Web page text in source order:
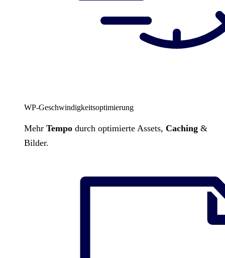
WP-Geschwindigkeitsoptimierung
Mehr Tempo durch optimierte Assets, Caching &
Bilder.